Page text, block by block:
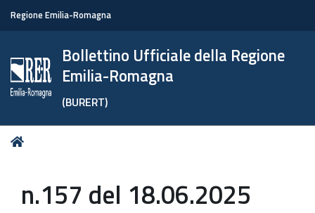
Regione Emilia-Romagna
Bollettino Ufficiale della Regione
Emilia-Romagna
(BURERT)
Tu
n.157 del 18.06.2025